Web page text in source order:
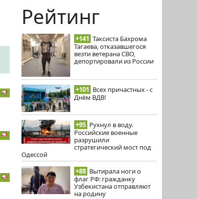
Рейтинг
+141 Таксиста Бахрома
Тагаева, отказавшегося
везти ветерана СВО,
депортировали из России
+101 Всех причастных - с
Днём ВДВ!
+95 Рухнул в воду.
Российские военные
разрушили
стратегический мост под
Одессой
+88 Вытирала ноги о
флаг РФ: гражданку
Узбекистана отправляют
на родину